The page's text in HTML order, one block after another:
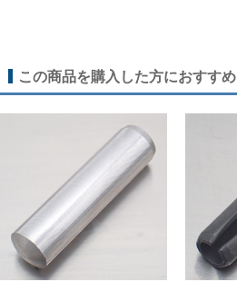
この商品を購入した方におすすめ